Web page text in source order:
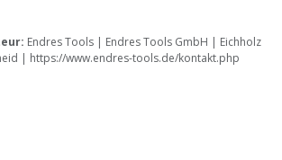
Endres Tools | Endres Tools GmbH | Eichholz
| https://www.endres-tools.de/kontakt.php